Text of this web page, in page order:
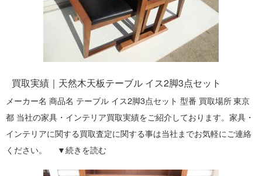
買取実績｜天然木天板テーブル イス2脚3点セット
メーカー名 商品名 テーブル イス2脚3点セット 型番 買取場所 東京
都 当社の家具・インテリア買取実績をご紹介しております。家具・
インテリアに関する買取査定に関する事は当社までお気軽にご連絡
ください。 ▼続きを読む